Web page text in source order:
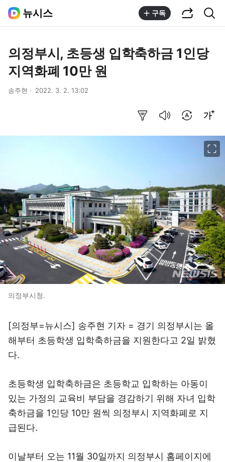
뉴시스 구독
의정부시, 초등생 입학축하금 1인당
지역화폐 10만 원
송주현 2022. 3. 2. 13:02
의정부시청.
[의정부=뉴시스] 송주현 기자 = 경기 의정부시는 올
해부터 초등학생 입학축하금을 지원한다고 2일 밝혔
다.
초등학생 입학축하금은 초등학교 입학하는 아동이
있는 가정의 교육비 부담을 경감하기 위해 자녀 입학
축하금을 1인당 10만 원씩 의정부시 지역화폐로 지
급된다.
이날부터 오는 11월 30일까지 의정부시 홈페이지에